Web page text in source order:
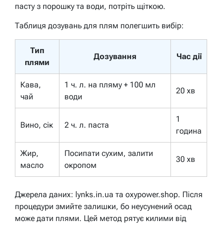
пасту з порошку та води, потріть щіткою.
Таблиця дозувань для плям полегшить вибір:
Тип
плями
Дозування Час дії
Кава,
чай
1 ч. л. на пляму + 100 мл
води
20 хв
Вино, сік 2 ч. л. паста
1
година
Жир,
масло
Посипати сухим, залити
окропом
30 хв
Джерела даних: lynks.in.ua та oxypower.shop. Після
процедури змийте залишки, бо неусунений осад
може дати плями. Цей метод рятує килими від